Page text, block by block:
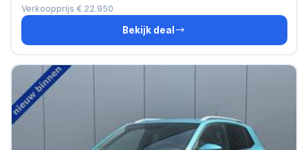
Verkoopprijs € 22.950
Bekijk deal